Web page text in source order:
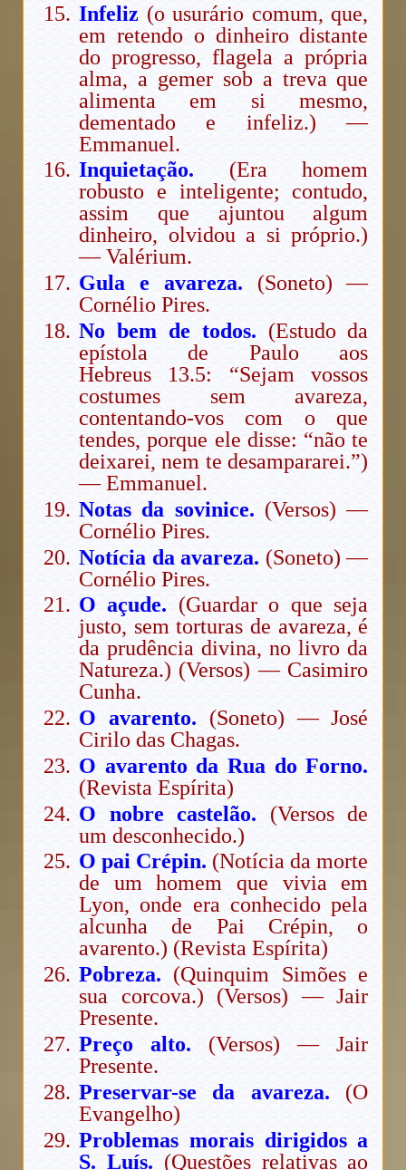
Infeliz (o usurário comum, que,
em retendo o dinheiro distante
do progresso, flagela a própria
alma, a gemer sob a treva que
alimenta em si mesmo,
dementado e infeliz.) —
Emmanuel.
Inquietação. (Era homem
robusto e inteligente; contudo,
assim que ajuntou algum
dinheiro, olvidou a si próprio.)
— Valérium.
Gula e avareza. (Soneto) —
Cornélio Pires.
No bem de todos. (Estudo da
epístola de Paulo aos
Hebreus 13.5: “Sejam vossos
costumes sem avareza,
contentando-vos com o que
tendes, porque ele disse: “não te
deixarei, nem te desampararei.”)
— Emmanuel.
Notas da sovinice. (Versos) —
Cornélio Pires.
Notícia da avareza. (Soneto) —
Cornélio Pires.
O açude. (Guardar o que seja
justo, sem torturas de avareza, é
da prudência divina, no livro da
Natureza.) (Versos) — Casimiro
Cunha.
O avarento. (Soneto) — José
Cirilo das Chagas.
O avarento da Rua do Forno.
(Revista Espírita)
O nobre castelão. (Versos de
um desconhecido.)
O pai Crépin. (Notícia da morte
de um homem que vivia em
Lyon, onde era conhecido pela
alcunha de Pai Crépin, o
avarento.) (Revista Espírita)
Pobreza. (Quinquim Simões e
sua corcova.) (Versos) — Jair
Presente.
Preço alto. (Versos) — Jair
Presente.
Preservar-se da avareza. (O
Evangelho)
Problemas morais dirigidos a
S. Luís. (Questões relativas ao